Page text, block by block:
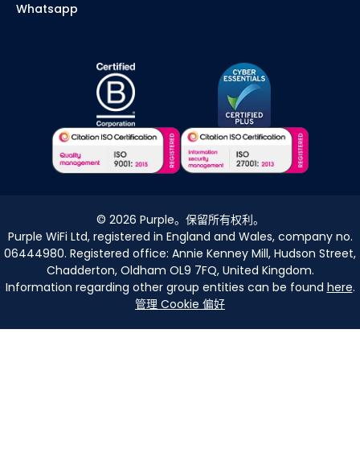
Whatsapp
© 2026 Purple。保留所有权利。
Purple WiFi Ltd, registered in England and Wales, company no.
06444980. Registered office: Annie Kenney Mill, Hudson Street,
Chadderton, Oldham OL9 7FQ, United Kingdom.
Information regarding other group entities can be found here.
管理 Cookie 偏好